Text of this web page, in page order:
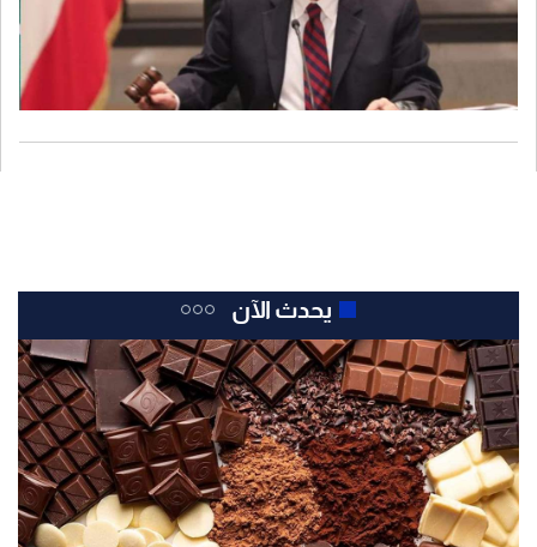
يحدث الآن